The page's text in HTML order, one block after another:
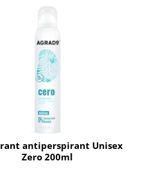
antiperspirant Unisex
Zero 200ml